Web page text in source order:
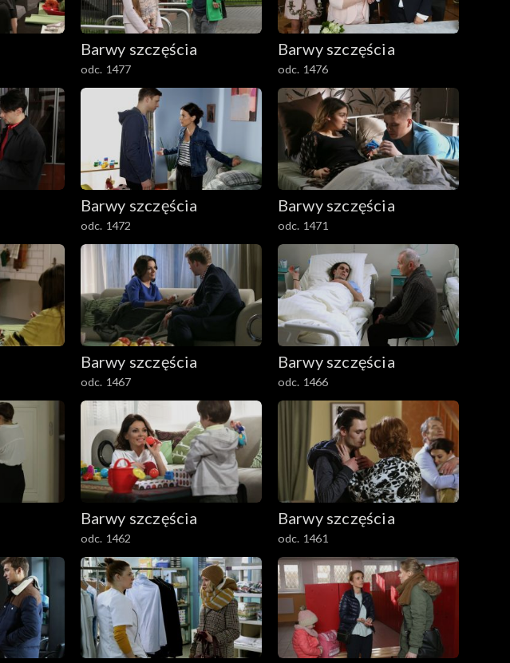
Barwy szczęścia
odc. 1477
Barwy szczęścia
odc. 1476
Barwy szczęścia
odc. 1472
Barwy szczęścia
odc. 1471
Barwy szczęścia
odc. 1467
Barwy szczęścia
odc. 1466
Barwy szczęścia
odc. 1462
Barwy szczęścia
odc. 1461